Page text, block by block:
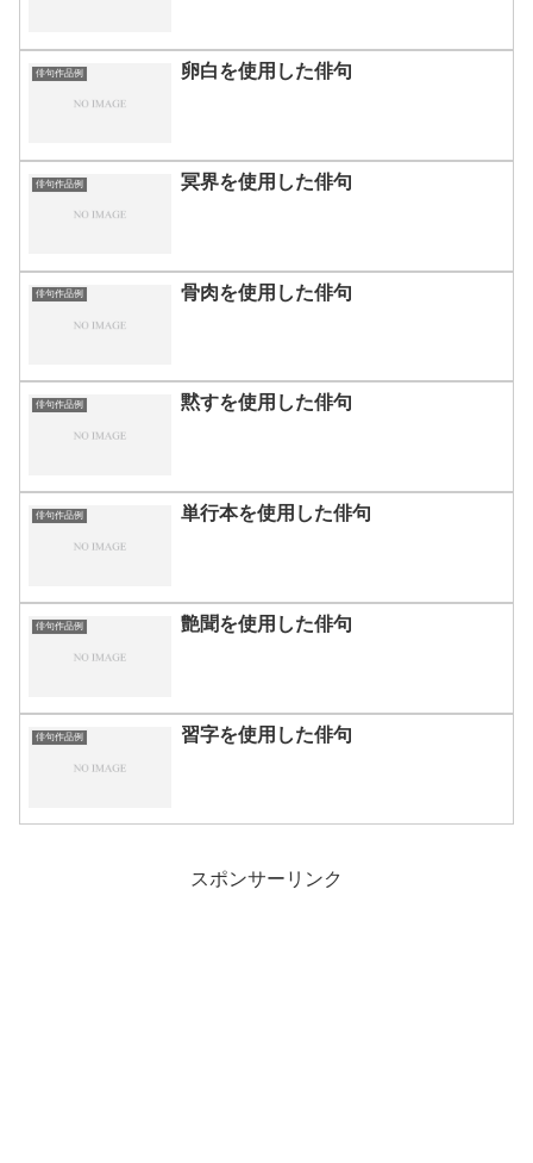
俳句作品例 卵白を使用した俳句
俳句作品例 冥界を使用した俳句
俳句作品例 骨肉を使用した俳句
俳句作品例 黙すを使用した俳句
俳句作品例 単行本を使用した俳句
俳句作品例 艶聞を使用した俳句
俳句作品例 習字を使用した俳句
スポンサーリンク